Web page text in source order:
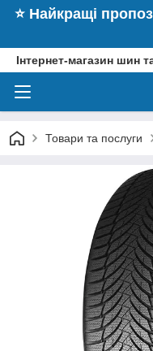
⭐️ Найкращі
Інтернет-магазин шин
Товари та послуги